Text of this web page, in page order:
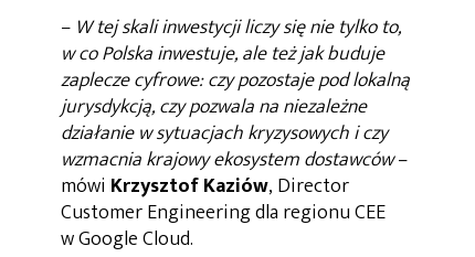
– W tej skali inwestycji liczy się nie tylko to,
w co Polska inwestuje, ale też jak buduje
zaplecze cyfrowe: czy pozostaje pod lokalną
jurysdykcją, czy pozwala na niezależne
działanie w sytuacjach kryzysowych i czy
wzmacnia krajowy ekosystem dostawców–
mówi Krzysztof Kaziów, Director
Customer Engineering dla regionu CEE
w Google Cloud.